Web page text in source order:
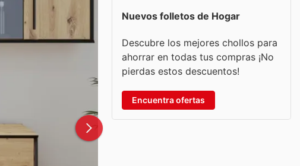
Nuevos folletos de Hogar
Descubre los mejores chollos para
ahorrar en todas tus compras ¡No
pierdas estos descuentos!
Encuentra ofertas